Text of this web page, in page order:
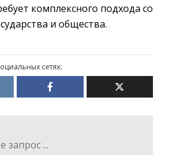
комплексного подхода со
и общества.
сетях: